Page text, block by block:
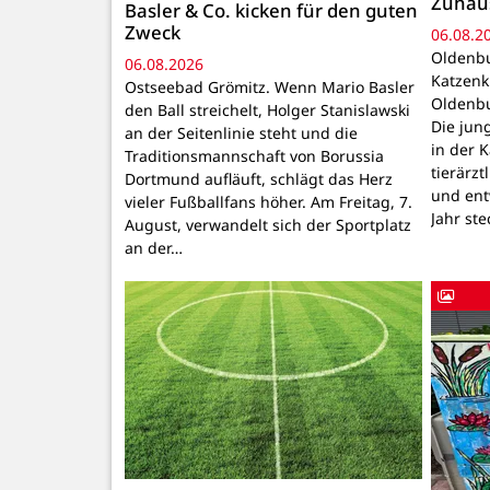
Basler & Co. kicken für den guten
Zweck
06.08.2026
Ostseebad Grömitz. Wenn Mario Basler
den Ball streichelt, Holger Stanislawski
an der Seitenlinie steht und die
Traditionsmannschaft von Borussia
Dortmund aufläuft, schlägt das Herz
vieler Fußballfans höher. Am Freitag, 7.
August, verwandelt sich der Sportplatz
an der…
Die
in der
und
Jahr